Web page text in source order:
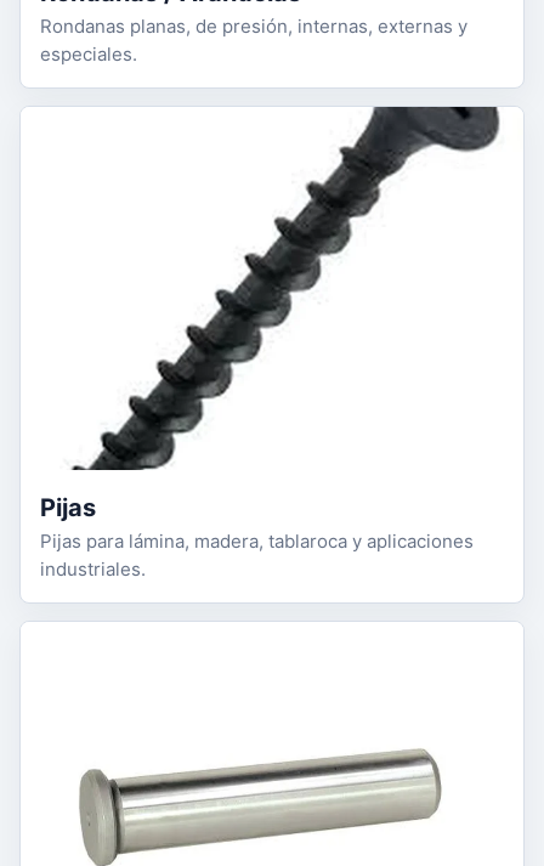
Rondanas planas, de presión, internas, externas y
especiales.
Pijas
Pijas para lámina, madera, tablaroca y aplicaciones
industriales.